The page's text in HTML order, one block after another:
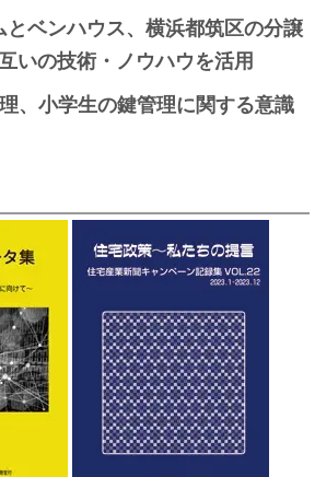
ベンハウス、横浜都筑区の分譲
いの技術・ノウハウを活用
、小学生の鍵管理に関する意識